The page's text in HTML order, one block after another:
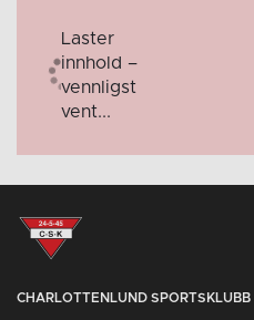
Laster
innhold –
vennligst
vent...
CHARLOTTENLUND SPORTSKLUBB